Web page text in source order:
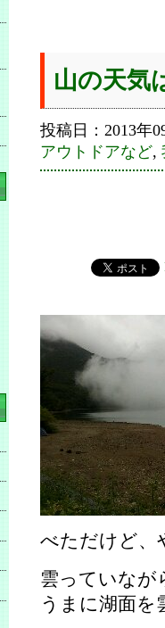
山の天気
投稿日：2013年
アウトドアなど,
べただけど、
雲っていなが
うまに湖面を